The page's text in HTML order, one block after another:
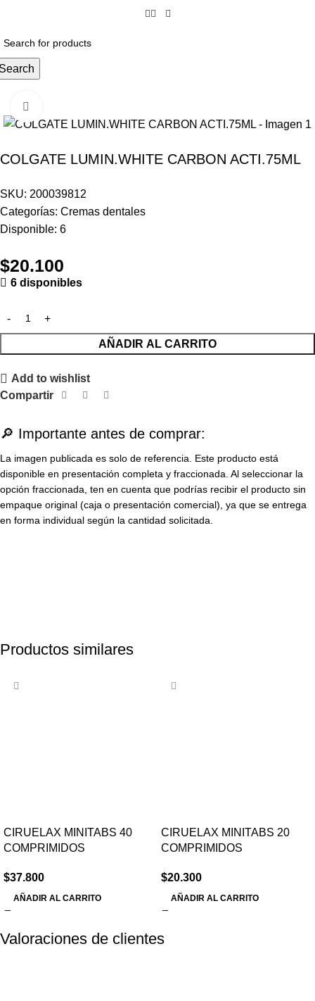
COLGATE LUMIN.WHITE CARBON ACTI.75ML
SKU: 200039812
Categorías: Cremas dentales
Disponible: 6
$20.100
6 disponibles
AÑADIR AL CARRITO
Add to wishlist
Compartir
🔎 Importante antes de comprar:
La imagen publicada es solo de referencia. Este producto está
disponible en presentación completa y fraccionada. Al seleccionar la
opción fraccionada, ten en cuenta que podrías recibir el producto sin
empaque original (caja o presentación comercial), ya que se entrega
en forma individual según la cantidad solicitada.
Productos similares
CIRUELAX MINITABS 40
COMPRIMIDOS
$37.800
AÑADIR AL CARRITO
CIRUELAX MINITABS 20
COMPRIMIDOS
$20.300
AÑADIR AL CARRITO
Valoraciones de clientes